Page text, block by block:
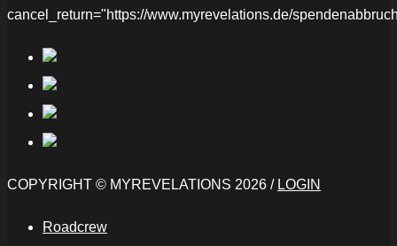
cancel_return="https://www.myrevelations.de/
COPYRIGHT © MYREVELATIONS 2026 / LOGIN
Roadcrew